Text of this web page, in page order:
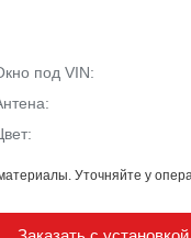
под VIN:
Уточняйте у